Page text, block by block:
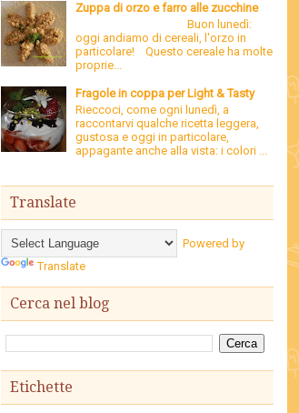
Zuppa di orzo e farro alle zucchine
Buon lunedì:
oggi andiamo di cereali, l'orzo in
particolare! Questo cereale ha molte
proprie...
Fragole in coppa per Light & Tasty
Rieccoci, come ogni lunedì, a
raccontarvi qualche ricetta leggera,
gustosa e oggi in particolare,
appagante anche alla vista: i colori ...
Translate
Powered by
Translate
Cerca nel blog
Etichette